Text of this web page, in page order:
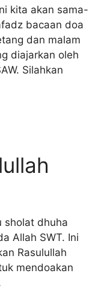
kita akan sama-
bacaan doa
dan malam
diajarkan oleh
Silahkan
sholat dhuha
Allah SWT. Ini
Rasulullah
mendoakan